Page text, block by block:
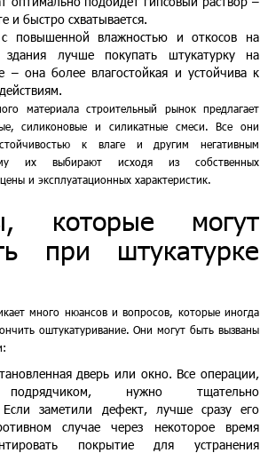
и быстро схватывается.
повышенной влажностью и откосов на
здания лучше покупать штукатурку на
– она более влагостойкая и устойчива к
материала строительный рынок предлагает
силиконовые и силикатные смеси. Все они
к влаге и другим негативным
их выбирают исходя из собственных
и эксплуатационных характеристик.
которые могут
при штукатурке
много нюансов и вопросов, которые иногда
оштукатуривание. Они могут быть вызваны
дверь или окно. Все операции,
подрядчиком, нужно тщательно
Если заметили дефект, лучше сразу его
случае через некоторое время
покрытие для устранения